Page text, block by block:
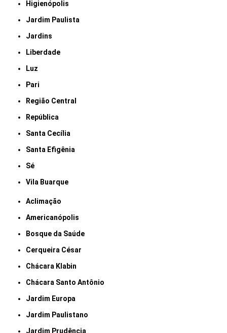
Higienópolis
Jardim Paulista
Jardins
Liberdade
Luz
Pari
Região Central
República
Santa Cecília
Santa Efigênia
Sé
Vila Buarque
Aclimação
Americanópolis
Bosque da Saúde
Cerqueira César
Chácara Klabin
Chácara Santo Antônio
Jardim Europa
Jardim Paulistano
Jardim Prudência